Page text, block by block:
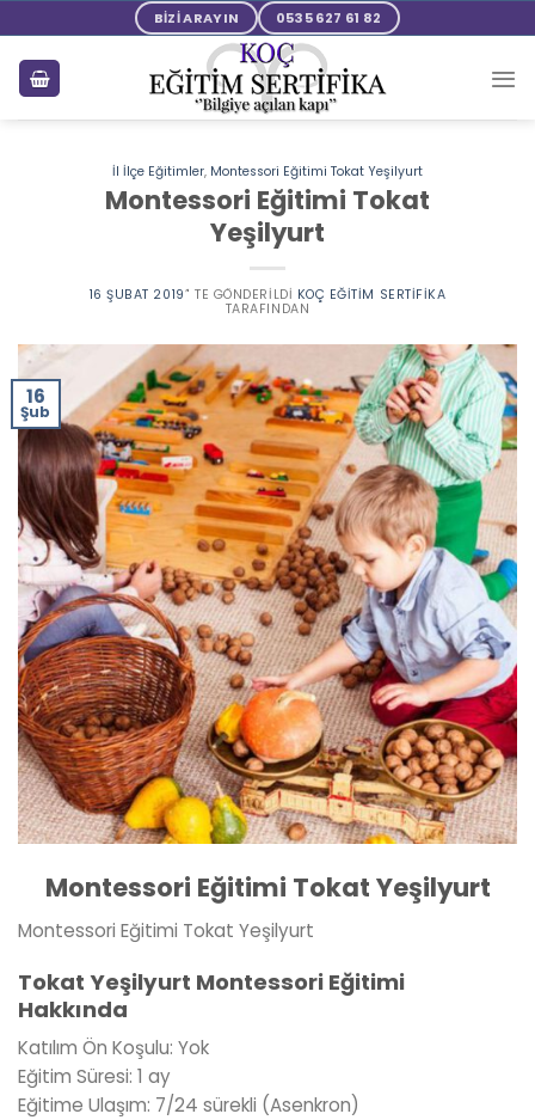
to
content
BİZİ ARAYIN 0535 627 61 82
İl İlçe Eğitimler, Montessori Eğitimi Tokat Yeşilyurt
Montessori Eğitimi Tokat
Yeşilyurt
16 ŞUBAT 2019’' TE GÖNDERILDI KOÇ EĞITIM SERTIFIKA
TARAFINDAN
16
Şub
Montessori Eğitimi Tokat Yeşilyurt
Montessori Eğitimi Tokat Yeşilyurt
Tokat Yeşilyurt Montessori Eğitimi
Hakkında
Katılım Ön Koşulu: Yok
Eğitim Süresi: 1 ay
Eğitime Ulaşım: 7/24 sürekli (Asenkron)